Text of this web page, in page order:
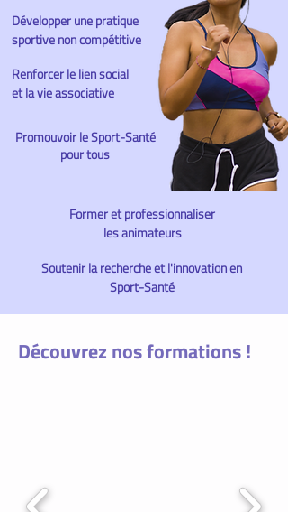
Développer une pratique
sportive non compétitive
Renforcer le lien social
et la vie associative
Promouvoir le Sport-Santé
pour tous
Former et professionnaliser
les animateurs
Soutenir la recherche et l'innovation en
Sport-Santé
Découvrez nosformations !